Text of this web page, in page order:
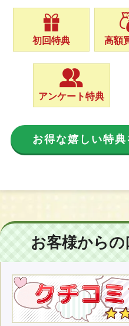
初回特典 高額
アンケート特典
お得な嬉しい特典
お客様から